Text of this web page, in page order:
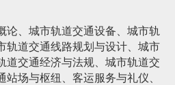
论、城市轨道交通设备、城市轨
轨道交通线路规划与设计、城市
道交通经济与法规、城市轨道交
场与枢纽、客运服务与礼仪、